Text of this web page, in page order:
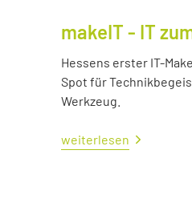
makeIT - IT
Hessens erster IT-
Spot für
Werkzeug.
weiterlesen